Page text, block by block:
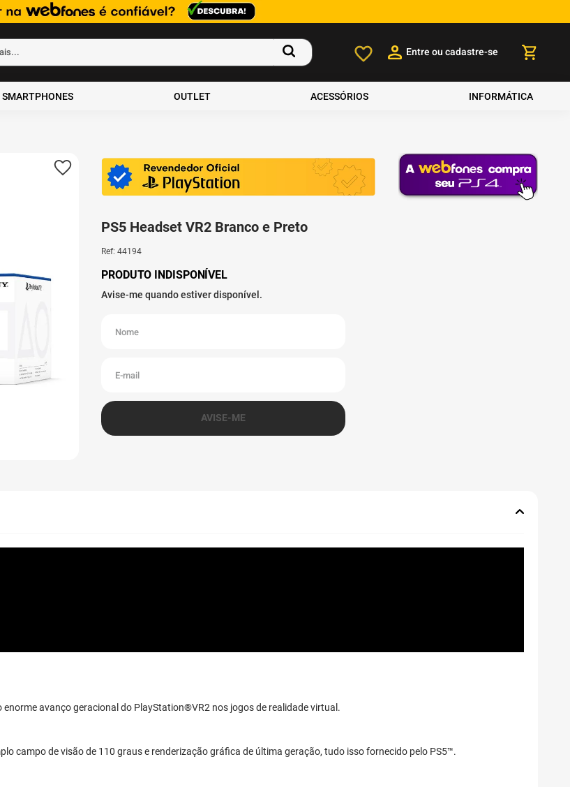
mais...
Entre ou cadastre-se
SMARTPHONES OUTLET ACESSÓRIOS INFORMÁTICA
PS5 Headset VR2 Branco e Preto
Ref: 44194
avanço geracional do PlayStation®VR2 nos jogos de realidade virtual.
campo de visão de 110 graus e renderização gráfica de última geração, tudo isso fornecido pelo PS5™.